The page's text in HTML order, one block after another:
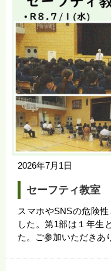
2026年7月1日
セーフティ教室
スマホやSNSの危険
した。第1部は１年生
た。ご参加いただきあ